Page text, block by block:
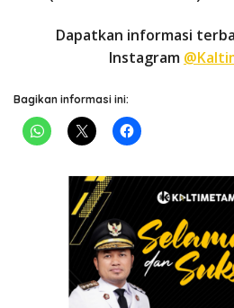
Dapatkan informasi
Instagram
Bagikan informasi ini: